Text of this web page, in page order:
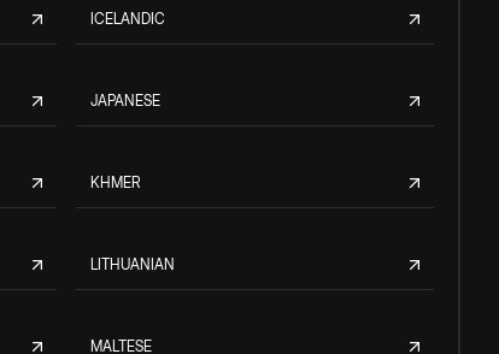
ICELANDIC
JAPANESE
KHMER
LITHUANIAN
MALTESE